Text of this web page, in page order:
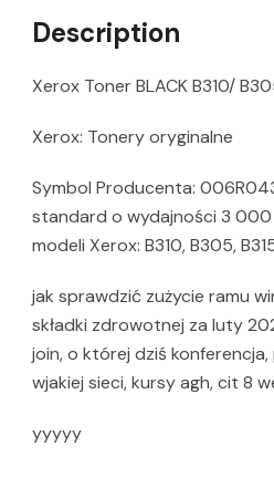
Description
Xerox Toner BLACK B310/
Xerox: Tonery oryginalne
Symbol Producenta:
standard o wydajności 3 000
modeli Xerox: B310, B305,
jak sprawdzić zużycie ramu
składki zdrowotnej za luty
join, o której dziś
wjakiej sieci, kursy agh, cit 8
yyyyy